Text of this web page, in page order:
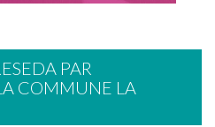
PAR
COMMUNE LA